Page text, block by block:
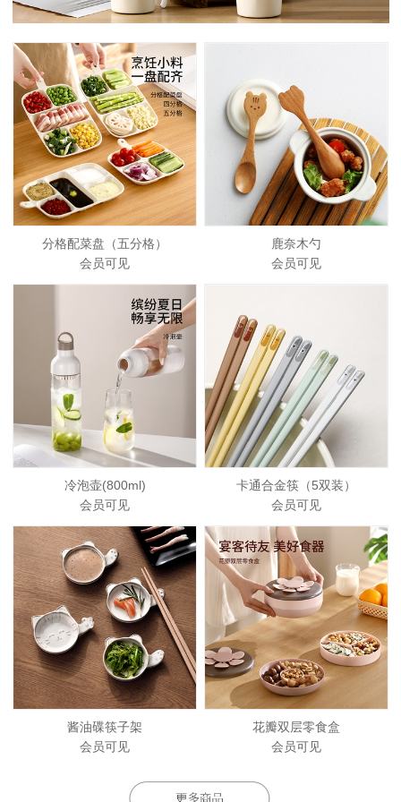
分格配菜盘（五分格）
会员可见
鹿奈木勺
会员可见
冷泡壶(800ml)
会员可见
卡通合金筷（5双装）
会员可见
酱油碟筷子架
会员可见
花瓣双层零食盒
会员可见